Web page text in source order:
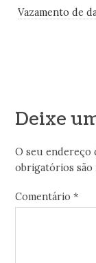
Vazamento de
Deixe
O seu endereço
obrigatórios são
Comentário*